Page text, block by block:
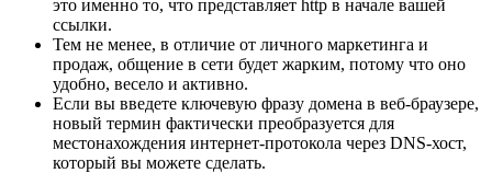
это именно то, что представляет http в начале вашей
ссылки.
Тем не менее, в отличие от личного маркетинга и
продаж, общение в сети будет жарким, потому что оно
удобно, весело и активно.
Если вы введете ключевую фразу домена в веб-браузере,
новый термин фактически преобразуется для
местонахождения интернет-протокола через DNS-хост,
который вы можете сделать.